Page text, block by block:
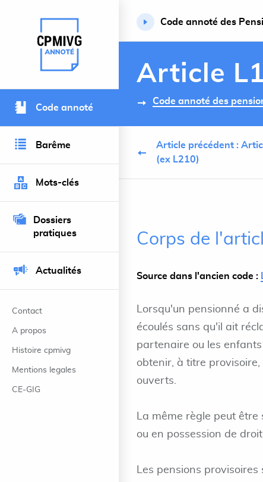
Retour à l’accueil du site
Code annoté
Barême
Mots-clés
Dossiers
pratiques
Actualités
Contact
A propos
Histoire cpmivg
Mentions legales
CE-GIG
Code annoté des
Article
Code annoté des
Article précédent :
(ex L210)
Corps de
Source dans l'ancien code :
Lorsqu'un pensionné a
écoulés sans qu'il ait
partenaire ou les
obtenir, à titre
ouverts.
La même règle peut
ou en possession de
Les pensions